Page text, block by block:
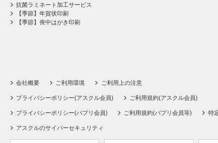
抗菌ラミネート加工サービス
【季節】年賀状印刷
【季節】喪中はがき印刷
会社概要 ご利用環境 ご利用上の注意
プライバシーポリシー(アスクル会員) ご利用規約(アスクル会員)
プライバシーポリシー(パプリ会員) ご利用規約(パプリ会員等) 特
アスクルのサイバーセキュリティ